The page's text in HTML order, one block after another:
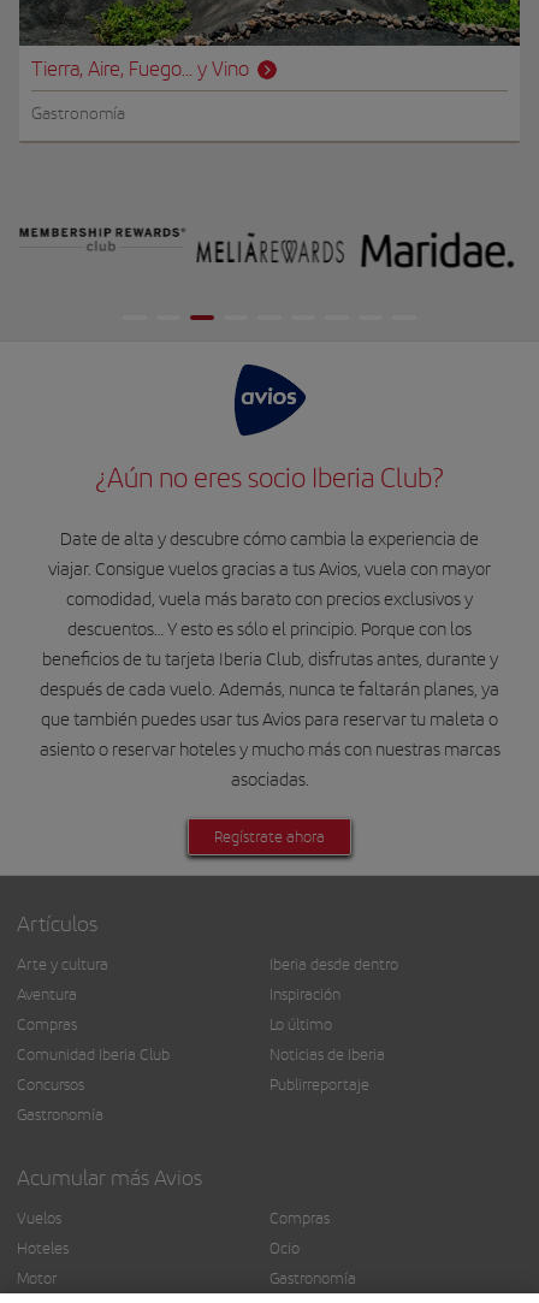
Tierra, Aire, Fuego... y Vino
Gastronomía
¿Aún no eres socio Iberia Club?
Date de alta y descubre cómo cambia la experiencia de
viajar. Consigue vuelos gracias a tus Avios, vuela con mayor
comodidad, vuela más barato con precios exclusivos y
descuentos… Y esto es sólo el principio. Porque con los
beneficios de tu tarjeta Iberia Club, disfrutas antes, durante y
después de cada vuelo. Además, nunca te faltarán planes, ya
que también puedes usar tus Avios para reservar tu maleta o
asiento o reservar hoteles y mucho más con nuestras marcas
asociadas.
Regístrate ahora
Artículos
Arte y cultura
Aventura
Compras
Comunidad Iberia Club
Concursos
Gastronomía
Iberia desde dentro
Inspiración
Lo último
Noticias de Iberia
Publirreportaje
Acumular más Avios
Vuelos
Hoteles
Motor
Compras
Ocio
Gastronomía